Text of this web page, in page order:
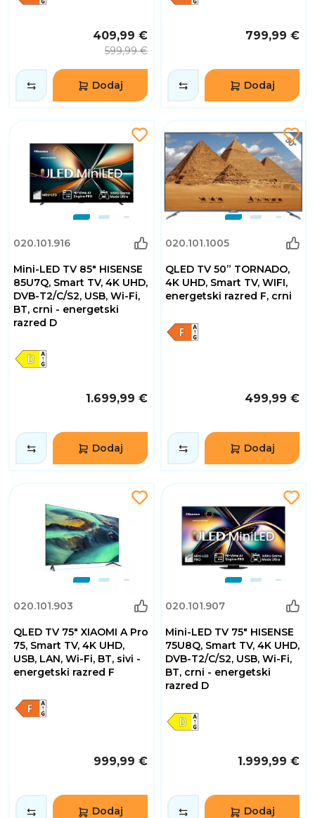
409,99 €
599,99 €
Dodaj
799,99 €
Dodaj
020.101.916
Mini-LED TV 85" HISENSE
85U7Q, Smart TV, 4K UHD,
DVB-T2/C/S2, USB, Wi-Fi,
BT, crni - energetski
razred D
1.699,99 €
Dodaj
020.101.1005
QLED TV 50” TORNADO,
4K UHD, Smart TV, WIFI,
energetski razred F, crni
499,99 €
Dodaj
020.101.903
QLED TV 75" XIAOMI A Pro
75, Smart TV, 4K UHD,
USB, LAN, Wi-Fi, BT, sivi -
energetski razred F
999,99 €
Dodaj
020.101.907
Mini-LED TV 75" HISENSE
75U8Q, Smart TV, 4K UHD,
DVB-T2/C/S2, USB, Wi-Fi,
BT, crni - energetski
razred D
1.999,99 €
Dodaj